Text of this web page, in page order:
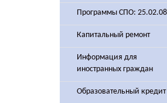
Программы СПО: 25.02.08
Капитальный ремонт
Информация для
иностранных граждан
Образовательный кредит